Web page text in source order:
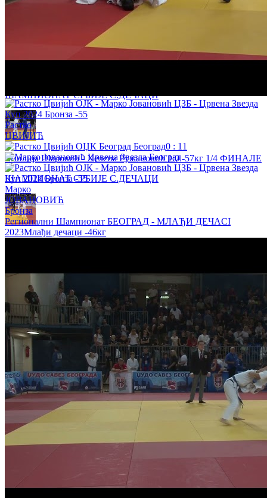
ШАМПИОНАТ СРБИЈЕ С.ДЕЧАЦИ
ШАМПИОНАТ СРБИЈЕ С.ДЕЧАЦИ
Емилија Шаровић - Хелена Ружановић 1:0 -57кг 1/4 ФИНАЛЕ
ШАМПИОНАТ СРБИЈЕ С.ДЕЧАЦИ
Угљеша Милошевић - Угљеша Керезовић 0:1 -38кг 1/2
ФИНАЛЕ
ШАМПИОНАТ СРБИЈЕ С.ДЕЧАЦИ
Вељко Станковић - Угљеша Милошевић 0:1 -38кг БРОНЗА
ШАМПИОНАТ СРБИЈЕ С.ДЕЧАЦИ
Растко
ЦВИЈИЋ
0 : 11
Марко
ЈОВАНОВИЋ
Бронза
Регионални Шампионат БЕОГРАД - МЛАЂИ ДЕЧАCI
2023Млађи дечаци -46кг